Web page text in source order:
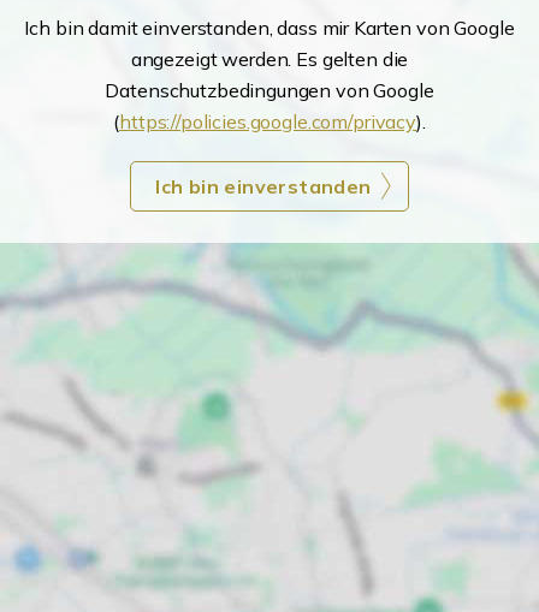
Ich bin damit einverstanden, dass mir Karten von Google
angezeigt werden. Es gelten die
Datenschutzbedingungen von Google
(https://policies.google.com/privacy).
Ich bin einverstanden